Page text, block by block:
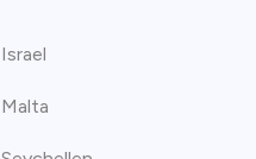
Israel
Malta